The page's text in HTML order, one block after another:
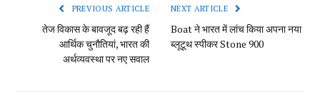
PREVIOUS ARTICLE
तेज विकास के बावजूद बढ़ रही हैं
आर्थिक चुनौतियां, भारत की
अर्थव्यवस्था पर नए सवाल
NEXT ARTICLE
Boat ने भारत में लांच किया अपना नया
ब्लूटूथ स्पीकर Stone 900